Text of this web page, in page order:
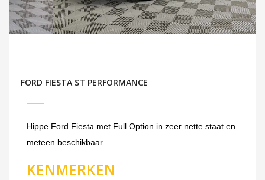
FORD FIESTA ST PERFORMANCE
Hippe Ford Fiesta met Full Option in zeer nette staat en
meteen beschikbaar.
KENMERKEN